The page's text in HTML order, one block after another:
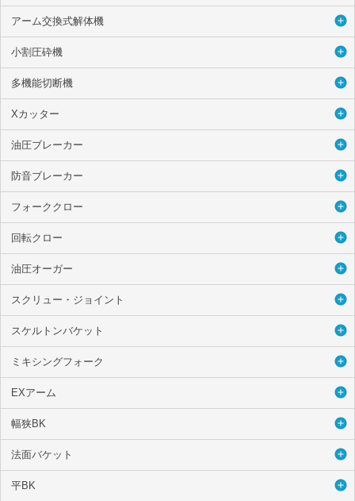
アーム交換式解体機
小割圧砕機
多機能切断機
Xカッター
油圧ブレーカー
防音ブレーカー
フォーククロー
回転クロー
油圧オーガー
スクリュー・ジョイント
スケルトンバケット
ミキシングフォーク
EXアーム
幅狭BK
法面バケット
平BK